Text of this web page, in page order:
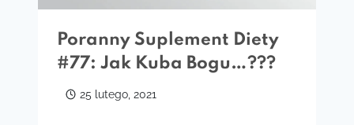
Poranny Suplement Diety
#77: Jak Kuba Bogu…???
25 lutego, 2021